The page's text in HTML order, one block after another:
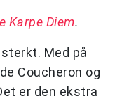
Karpe Diem.
Med på
Coucheron og
er den ekstra